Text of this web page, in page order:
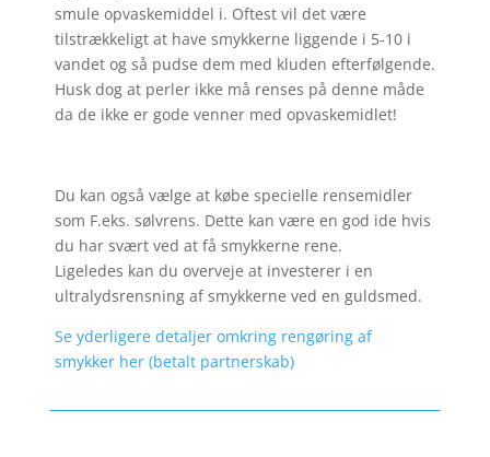
smule opvaskemiddel i. Oftest vil det være
tilstrækkeligt at have smykkerne liggende i 5-10 i
vandet og så pudse dem med kluden efterfølgende.
Husk dog at perler ikke må renses på denne måde
da de ikke er gode venner med opvaskemidlet!
Du kan også vælge at købe specielle rensemidler
som F.eks. sølvrens. Dette kan være en god ide hvis
du har svært ved at få smykkerne rene.
Ligeledes kan du overveje at investerer i en
ultralydsrensning af smykkerne ved en guldsmed.
Se yderligere detaljer omkring rengøring af
smykker her (betalt partnerskab)